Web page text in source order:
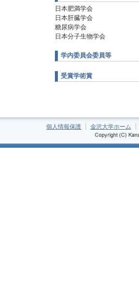
日本肥満学会
日本肝臓学会
糖尿病学会
日本分子生物学会
学内委員会委員等
受賞学術賞
個人情報保護 金沢大学ホーム